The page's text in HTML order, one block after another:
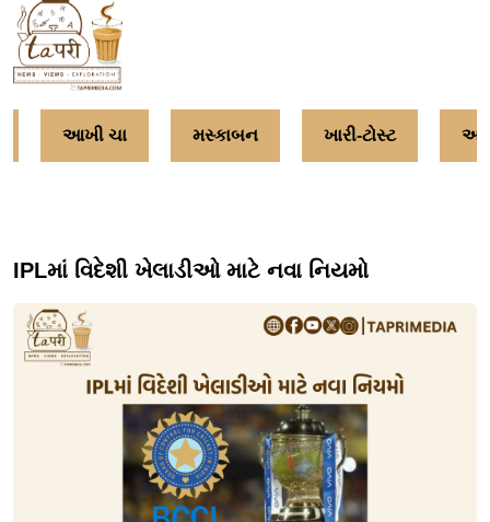
આખી ચા મસ્કાબન ખારી-ટોસ્ટ
IPLમાં વિદેશી ખેલાડીઓ માટે નવા નિયમો